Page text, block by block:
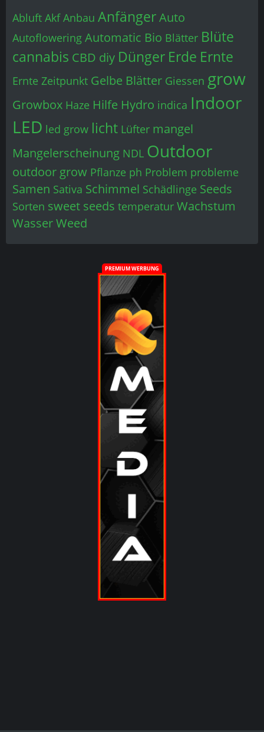
Abluft Akf Anbau AnfängerAuto
Autoflowering Automatic Bio Blätter Blüte
cannabis CBD diy Dünger Erde Ernte
Ernte Zeitpunkt Gelbe Blätter Giessen grow
Growbox Haze Hilfe Hydro indica Indoor
LED led grow licht Lüfter mangel
Mangelerscheinung NDL Outdoor
outdoor grow Pflanze ph Problem probleme
Samen Sativa Schimmel Schädlinge Seeds
Sorten sweet seeds temperatur Wachstum
WasserWeed
PREMIUM WERBUNG